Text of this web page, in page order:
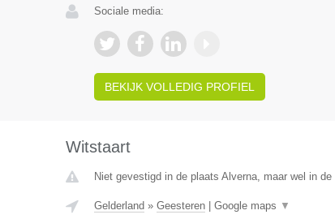
Sociale media:
BEKIJK VOLLEDIG PROFIEL
Witstaart
Niet gevestigd in de plaats Alverna, maar wel in
Gelderland » Geesteren| Google maps ▼